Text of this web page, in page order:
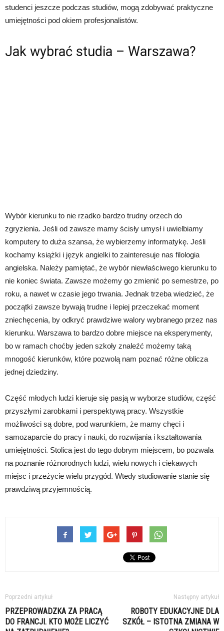
studenci jeszcze podczas studiów, mogą zdobywać praktyczne
umiejętności pod okiem profesjonalistów.
Jak wybrać studia – Warszawa?
Wybór kierunku to nie rzadko bardzo trudny orzech do
zgryzienia. Jeśli od zawsze mamy ścisły umysł i uwielbiamy
komputery to duża szansa, że wybierzemy informatykę. Jeśli
kochamy książki i język angielki to zainteresuje nas filologia
angielska. Należy pamiętać, że wybór niewłaściwego kierunku to
nie koniec świata. Zawsze możemy go zmienić po semestrze, po
roku, a nawet w czasie jego trwania. Jednak trzeba wiedzieć, że
początki zawsze bywają trudne i lepiej przeczekać moment
zniechęcenia, by odkryć prawdziwe walory wybranego przez nas
kierunku. Warszawa to bardzo dobre miejsce na eksperymenty,
bo w ramach choćby jeden szkoły znaleźć możemy taką
mnogość kierunków, które pozwolą nam poznać różne oblicza
jednej dziedziny.
Część młodych ludzi kieruje się pasją w wyborze studiów, część
przyszłymi zarobkami i perspektywą pracy. Wszystkie
możliwości są dobre, pod warunkiem, że mamy chęci i
samozaparcie do pracy i nauki, do rozwijania i kształtowania
umiejętności. Stolica jest do tego dobrym miejscem, bo pozwala
na poznanie różnorodnych ludzi, wielu nowych i ciekawych
miejsc i przeżycie wielu przygód. Wtedy studiowanie stanie się
prawdziwą przyjemnością.
Poprzedni artykuł
PRZEPROWADZKA ZA PRACĄ
DO FRANCJI. KTO MOŻE LICZYĆ
Następny artykuł
ROBOTY EDUKACYJNE DLA
SZKÓŁ – ISTOTNA ZMIANA W